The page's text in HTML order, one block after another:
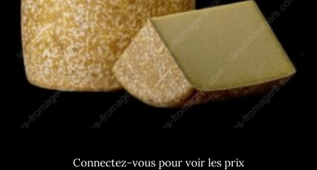
Connectez-vous pour voir les prix